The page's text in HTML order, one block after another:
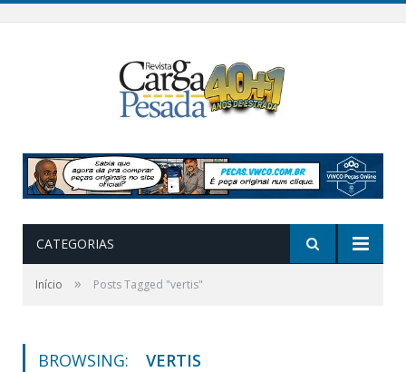
CATEGORIAS
Início » Posts Tagged "vertis"
BROWSING: VERTIS